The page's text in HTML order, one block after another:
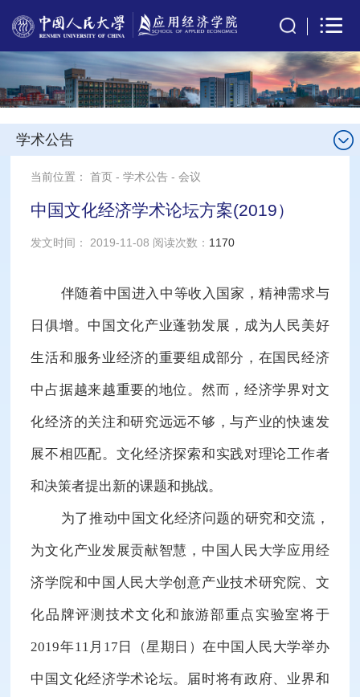
学术公告
当前位置：首页 -学术公告 -会议
中国文化经济学术论坛方案(2019）
发文时间： 2019-11-08 阅读次数： 1170
伴随着中国进入中等收入国家，精神需求与
日俱增。中国文化产业蓬勃发展，成为人民美好
生活和服务业经济的重要组成部分，在国民经济
中占据越来越重要的地位。然而，经济学界对文
化经济的关注和研究远远不够，与产业的快速发
展不相匹配。文化经济探索和实践对理论工作者
和决策者提出新的课题和挑战。
为了推动中国文化经济问题的研究和交流，
为文化产业发展贡献智慧，中国人民大学应用经
济学院和中国人民大学创意产业技术研究院、文
化品牌评测技术文化和旅游部重点实验室将于
2019年11月17日（星期日）在中国人民大学举办
中国文化经济学术论坛。届时将有政府、业界和